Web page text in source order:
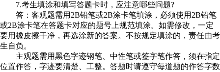
7.考生填涂和填写答题卡时，应注意哪些问题?
答：客观题需用2B铅笔或2B涂卡笔填涂，必须使用2B铅笔
或2B涂卡笔在答题卡对应的题号上规范填涂。如需修改，一定
要用橡皮擦干净，再选涂新的答案。不按规定填涂的，责任由考
生自负。
主观题需用黑色字迹钢笔、中性笔或签字笔作答，须在指定
位置作答，字迹要清楚、工整。答题时请遵守每道题的作答字数